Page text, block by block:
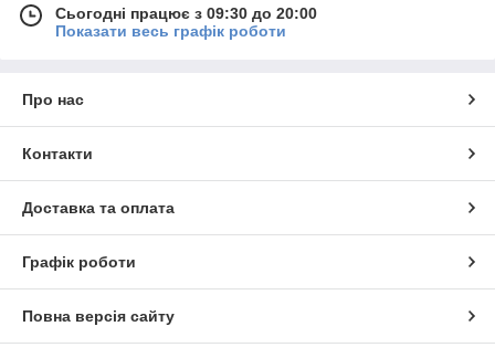
Сьогодні працює з 09:30 до 20:00
Показати весь графік роботи
Про нас
Контакти
Доставка та оплата
Графік роботи
Повна версія сайту